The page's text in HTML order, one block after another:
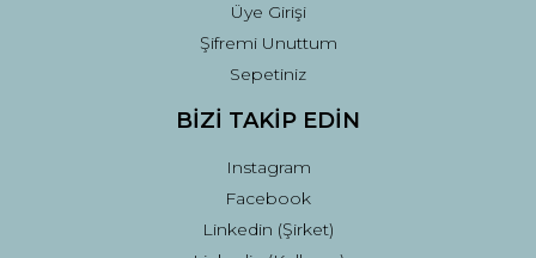
Üye Girişi
Şifremi Unuttum
Sepetiniz
BİZİ TAKİP EDİN
Instagram
Facebook
Linkedin (Şirket)